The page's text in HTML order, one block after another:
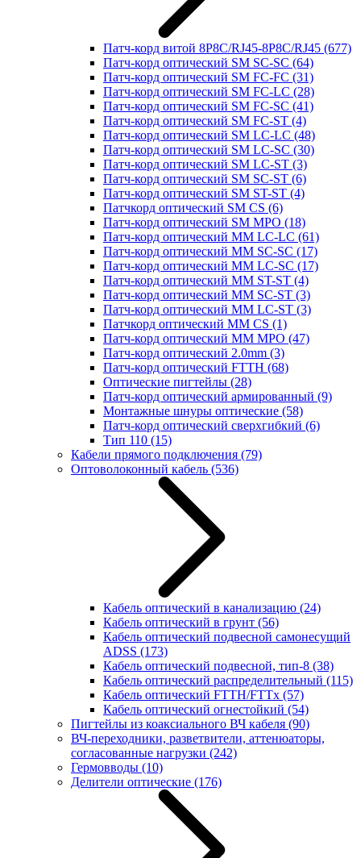
Патч-корд витой 8P8C/RJ45-8P8C/RJ45 (677)
Патч-корд оптический SM SC-SC (64)
Патч-корд оптический SM FC-FC (31)
Патч-корд оптический SM FC-LC (28)
Патч-корд оптический SM FC-SC (41)
Патч-корд оптический SM FC-ST (4)
Патч-корд оптический SM LC-LC (48)
Патч-корд оптический SM LC-SC (30)
Патч-корд оптический SM LC-ST (3)
Патч-корд оптический SM SC-ST (6)
Патч-корд оптический SM ST-ST (4)
Патчкорд оптический SM CS (6)
Патч-корд оптический SM MPO (18)
Патч-корд оптический MM LC-LC (61)
Патч-корд оптический MM SC-SC (17)
Патч-корд оптический MM LC-SC (17)
Патч-корд оптический MM ST-ST (4)
Патч-корд оптический MM SC-ST (3)
Патч-корд оптический MM LC-ST (3)
Патчкорд оптический MM CS (1)
Патч-корд оптический MM MPO (47)
Патч-корд оптический 2.0mm (3)
Патч-корд оптический FTTH (68)
Оптические пигтейлы (28)
Патч-корд оптический армированный (9)
Монтажные шнуры оптические (58)
Патч-корд оптический сверхгибкий (6)
Тип 110 (15)
Кабели прямого подключения (79)
Оптоволоконный кабель (536)
Кабель оптический в канализацию (24)
Кабель оптический в грунт (56)
Кабель оптический подвесной самонесущий
ADSS (173)
Кабель оптический подвесной, тип-8 (38)
Кабель оптический распределительный (115)
Кабель оптический FTTH/FTTx (57)
Кабель оптический огнестойкий (54)
Пигтейлы из коаксиального ВЧ кабеля (90)
ВЧ-переходники, разветвители, аттенюаторы,
согласованные нагрузки (242)
Гермовводы (10)
Делители оптические (176)